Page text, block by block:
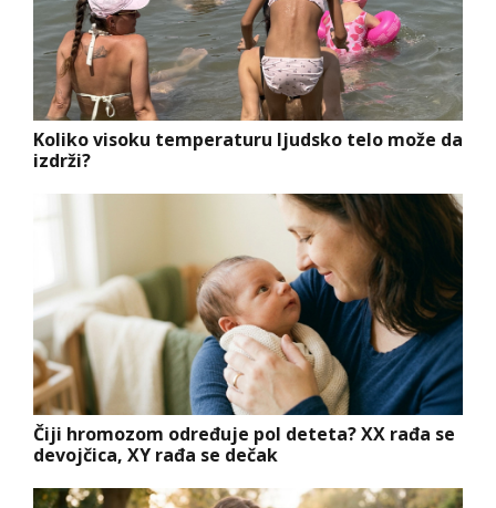
Koliko visoku temperaturu ljudsko telo može da
izdrži?
Čiji hromozom određuje pol deteta? XX rađa se
devojčica, XY rađa se dečak